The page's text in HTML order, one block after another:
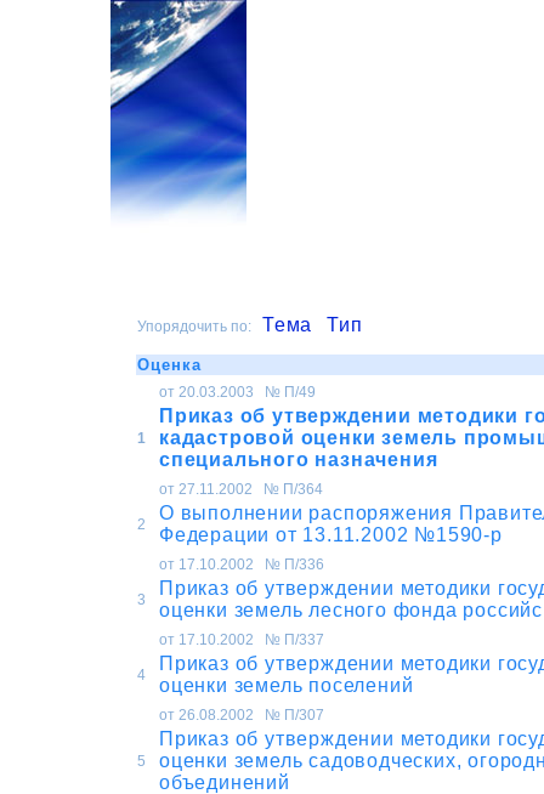
Упорядочить по: Тема Тип
Оценка
от 20.03.2003 № П/49
1
Приказ об утверждении методики
кадастровой оценки земель
специального назначения
от 27.11.2002 № П/364
2
О выполнении распоряжения
Федерации от 13.11.2002 №1590-р
от 17.10.2002 № П/336
3
Приказ об утверждении методики
оценки земель лесного фонда
от 17.10.2002 № П/337
4
Приказ об утверждении методики
оценки земель поселений
от 26.08.2002 № П/307
5
Приказ об утверждении методики
оценки земель садоводческих,
объединений